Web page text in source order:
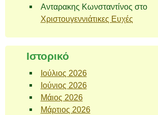
Ανταρακης Κωνσταντίνος στο
Χριστουγεννιάτικες Ευχές
Ιστορικό
Ιούλιος 2026
Ιούνιος 2026
Μάιος 2026
Μάρτιος 2026